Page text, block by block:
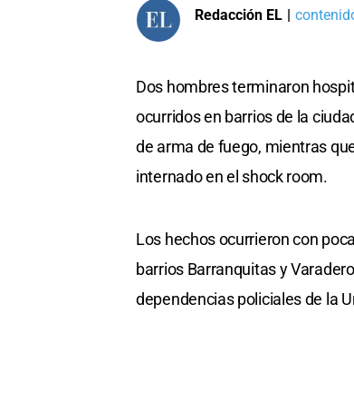
Redacción EL |
Dos hombres terminaron
ocurridos en barrios de la
de arma de fuego, mientras
internado en el shock room.
Los hechos ocurrieron con
barrios Barranquitas y
dependencias policiales de la